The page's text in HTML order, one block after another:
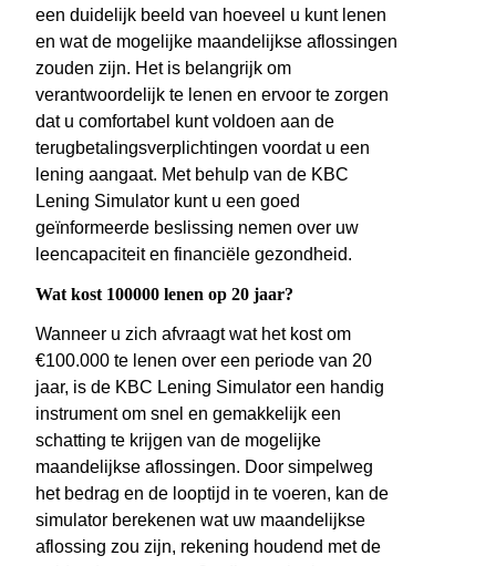
een duidelijk beeld van hoeveel u kunt lenen
en wat de mogelijke maandelijkse aflossingen
zouden zijn. Het is belangrijk om
verantwoordelijk te lenen en ervoor te zorgen
dat u comfortabel kunt voldoen aan de
terugbetalingsverplichtingen voordat u een
lening aangaat. Met behulp van de KBC
Lening Simulator kunt u een goed
geïnformeerde beslissing nemen over uw
leencapaciteit en financiële gezondheid.
Wat kost 100000 lenen op 20 jaar?
Wanneer u zich afvraagt wat het kost om
€100.000 te lenen over een periode van 20
jaar, is de KBC Lening Simulator een handig
instrument om snel en gemakkelijk een
schatting te krijgen van de mogelijke
maandelijkse aflossingen. Door simpelweg
het bedrag en de looptijd in te voeren, kan de
simulator berekenen wat uw maandelijkse
aflossing zou zijn, rekening houdend met de